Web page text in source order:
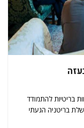
בריטיות להתמודד
בריטניה הגעתי